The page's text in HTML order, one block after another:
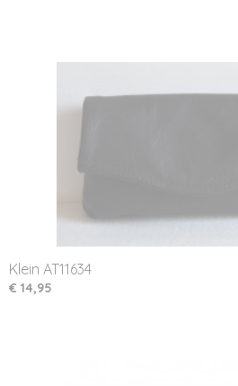
Klein AT11634
€ 14,95